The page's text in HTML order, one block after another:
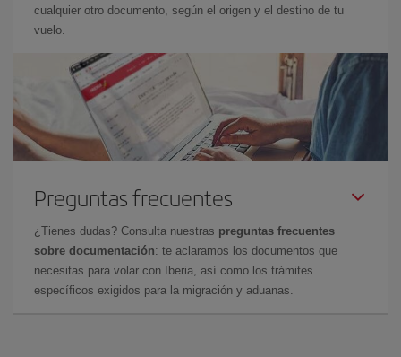
cualquier otro documento, según el origen y el destino de tu
vuelo.
Preguntas frecuentes
¿Tienes dudas? Consulta nuestras preguntas frecuentes
sobre documentación: te aclaramos los documentos que
necesitas para volar con Iberia, así como los trámites
específicos exigidos para la migración y aduanas.